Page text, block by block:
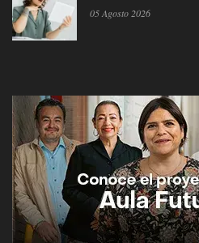
05 Agosto 2026